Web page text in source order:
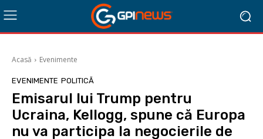
Acasă Evenimente
EVENIMENTE POLITICĂ
Emisarul lui Trump pentru
Ucraina, Kellogg, spune că Europa
nu va participa la negocierile de